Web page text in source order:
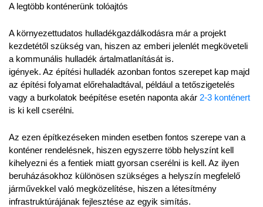
A legtöbb konténerünk tolóajtós
A környezettudatos hulladékgazdálkodásra már a projekt
kezdetétől szükség van, hiszen az emberi jelenlét megköveteli
a kommunális hulladék ártalmatlanítását is.
igények. Az építési hulladék azonban fontos szerepet kap majd
az építési folyamat előrehaladtával, például a tetőszigetelés
vagy a burkolatok beépítése esetén naponta akár
is ki kell cserélni.
Az ezen építkezéseken minden esetben fontos szerepe van a
konténer rendelésnek, hiszen egyszerre több helyszínt kell
kihelyezni és a fentiek miatt gyorsan cserélni is kell. Az ilyen
beruházásokhoz különösen szükséges a helyszín megfelelő
járművekkel való megközelítése, hiszen a létesítmény
infrastruktúrájának fejlesztése az egyik simítás.